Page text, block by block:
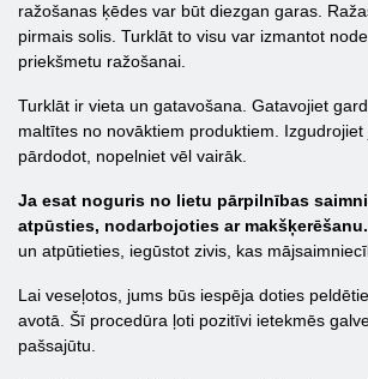
ražošanas ķēdes var būt diezgan garas.
pirmais solis. Turklāt to visu var izmantot
priekšmetu ražošanai.
Turklāt ir vieta un gatavošana. Gatavojiet
maltītes no novāktiem produktiem. Izgudrojiet
pārdodot, nopelniet vēl vairāk.
Ja esat noguris no lietu pārpilnības
atpūsties, nodarbojoties ar makšķerēšanu.
un atpūtieties, iegūstot zivis, kas
Lai veseļotos, jums būs iespēja doties
avotā. Šī procedūra ļoti pozitīvi ietekmēs
pašsajūtu.